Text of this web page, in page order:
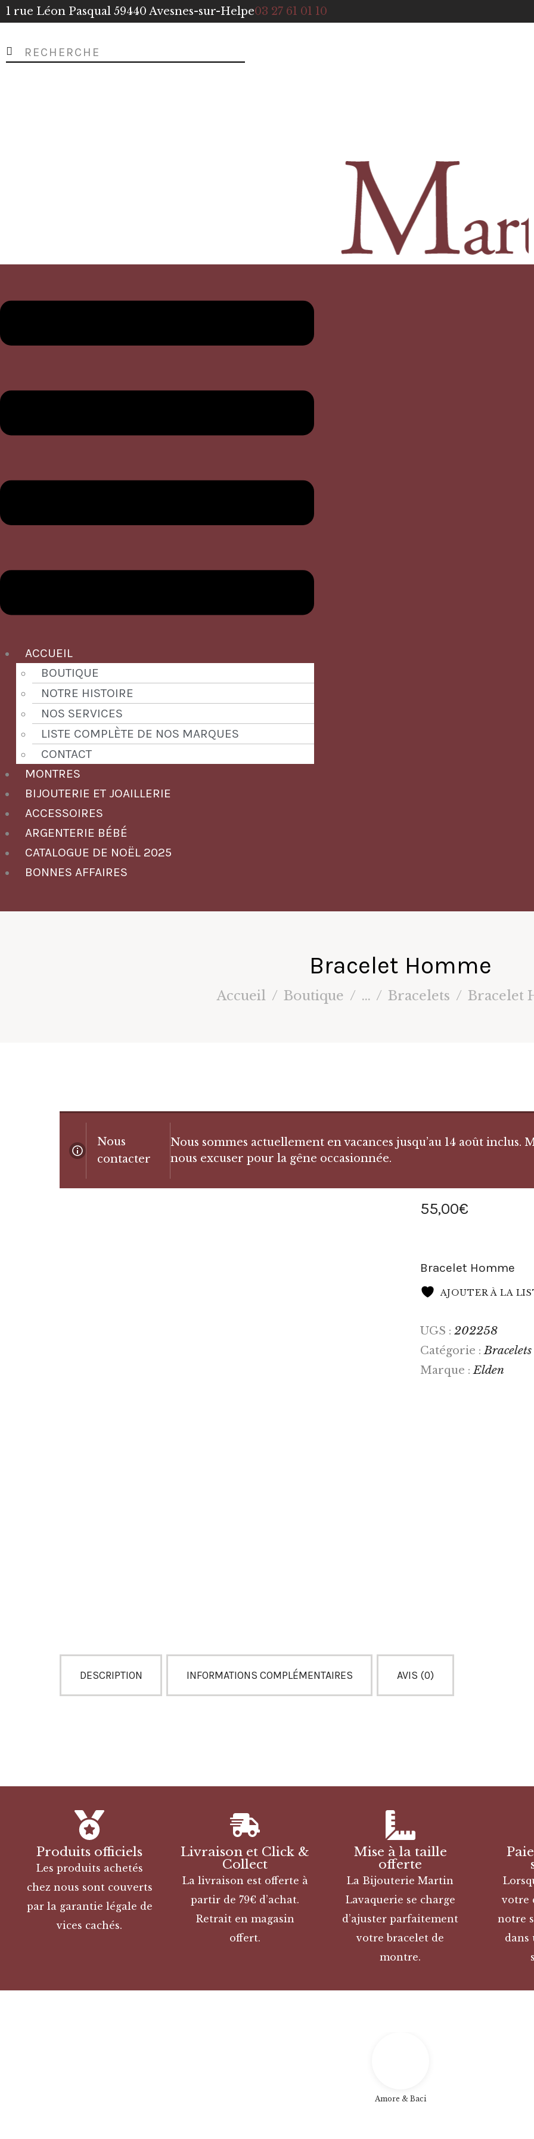
1 rue Léon Pasqual 59440 Avesnes-sur-Helpe03 27 61 01 10
ACCUEIL
BOUTIQUE
NOTRE HISTOIRE
NOS SERVICES
LISTE COMPLÈTE DE NOS MARQUES
CONTACT
MONTRES
BIJOUTERIE ET JOAILLERIE
ACCESSOIRES
ARGENTERIE BÉBÉ
CATALOGUE DE NOËL 2025
BONNES AFFAIRES
Bracelet Homme
Accueil Boutique ... Bracelets Bracelet
Nous
contacter
Nous sommes actuellement en vacances jusqu’au 14 août
nous excuser pour la gêne occasionnée.
55,00€
Bracelet Homme
AJOUTER À LA
UGS : 202258
Catégorie :
Marque :Elden
DESCRIPTION INFORMATIONS COMPLÉMENTAIRES AVIS (0)
Produits officiels
Les produits achetés
chez nous sont couverts
par la garantie légale de
vices cachés.
Livraison et Click &
Collect
La livraison est offerte à
partir de 79€ d’achat.
Retrait en magasin
offert.
Mise à la taille
offerte
La Bijouterie Martin
Lavaquerie se charge
d’ajuster parfaitement
votre bracelet de
montre.
votre
notre
dans
Amore & Baci